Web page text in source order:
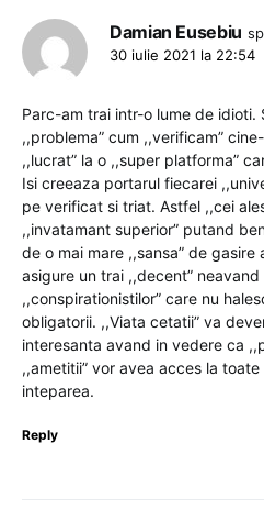
Damian Eusebiu
30 iulie 2021 la 22:54
Parc-am trai intr-o lume de idioti.
,,problema” cum ,,verificam”
,,lucrat” la o ,,super platforma”
Isi creeaza portarul fiecarei
pe verificat si triat. Astfel ,,cei
,,invatamant superior” putand
de o mai mare ,,sansa” de
asigure un trai ,,decent”
,,conspirationistilor” care nu
obligatorii. ,,Viata cetatii” va
interesanta avand in vedere ca
,,ametitii” vor avea acces la
inteparea.
Reply